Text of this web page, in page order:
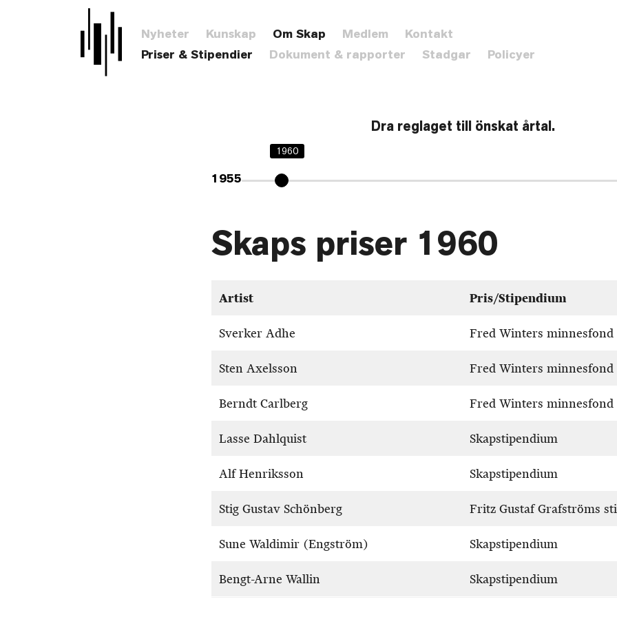
Nyheter Kunskap
Om Skap
Priser & Stipendier
Dokument & rapporter Stadgar Policyer
Medlem Kontakt
Dra reglaget till önskat årtal.
1955
1960
Skaps priser 1960
Artist Pris/Stipendium
Sverker Adhe Fred Winters minnesfond
Sten Axelsson Fred Winters minnesfond
Berndt Carlberg Fred Winters minnesfond
Lasse Dahlquist Skapstipendium
Alf Henriksson Skapstipendium
Stig Gustav Schönberg Fritz Gustaf Grafströms
Sune Waldimir (Engström) Skapstipendium
Bengt-Arne Wallin Skapstipendium